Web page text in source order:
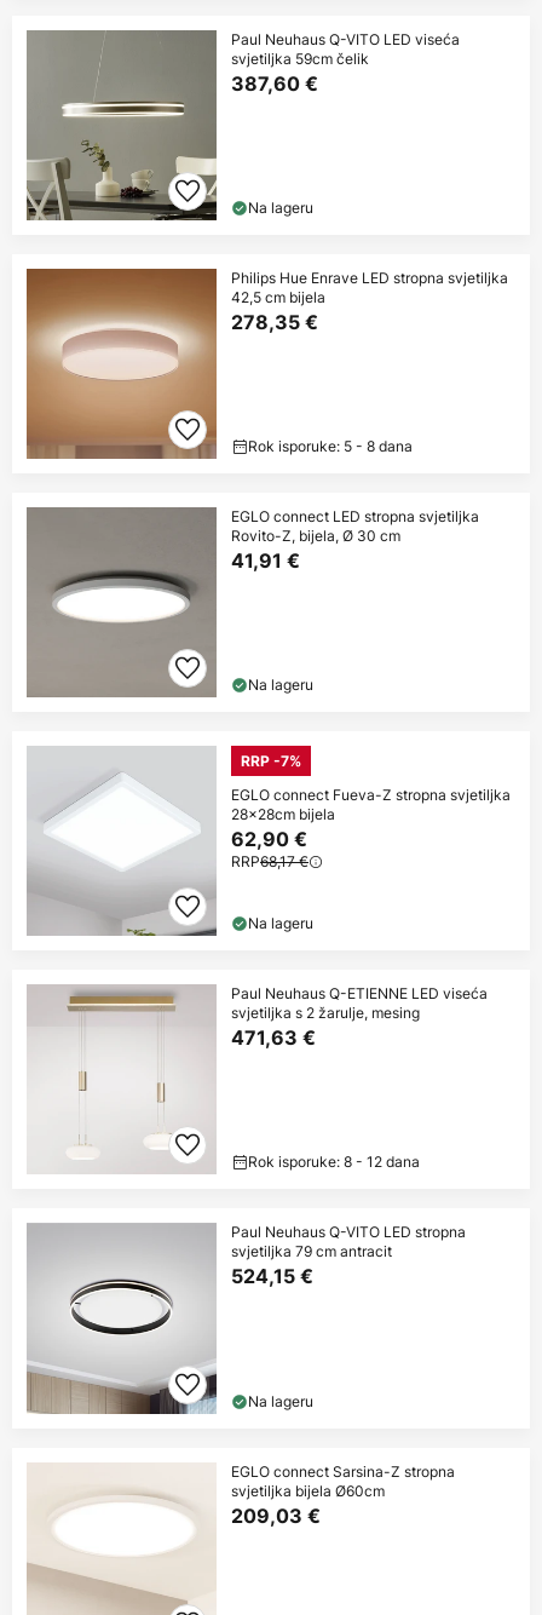
Paul Neuhaus Q-VITO LED viseća
svjetiljka 59cm čelik
387,60 €
Na lageru
Philips Hue Enrave LED stropna svjetiljka
42,5 cm bijela
278,35 €
Rok isporuke: 5 - 8 dana
EGLO connect LED stropna svjetiljka
Rovito-Z, bijela, Ø 30 cm
41,91 €
Na lageru
RRP -7%
EGLO connect Fueva-Z stropna svjetiljka
28x28cm bijela
62,90 €
RRP68,17 €
Na lageru
Paul Neuhaus Q-ETIENNE LED viseća
svjetiljka s 2 žarulje, mesing
471,63 €
Rok isporuke: 8 - 12 dana
Paul Neuhaus Q-VITO LED stropna
svjetiljka 79 cm antracit
524,15 €
Na lageru
EGLO connect Sarsina-Z stropna
svjetiljka bijela Ø60cm
209,03 €